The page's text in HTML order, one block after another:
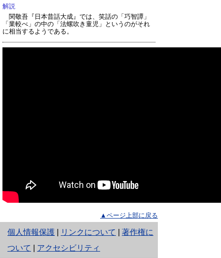
解説
関敬吾『日本昔話大成』では、笑話の「巧智譚」
「業較べ」の中の「法螺吹き童児」というのがそれ
に相当するようである。
▲ページ上部に戻る
個人情報保護
と
り
リンクについて
著作権に
ついて
アクセシビリティ